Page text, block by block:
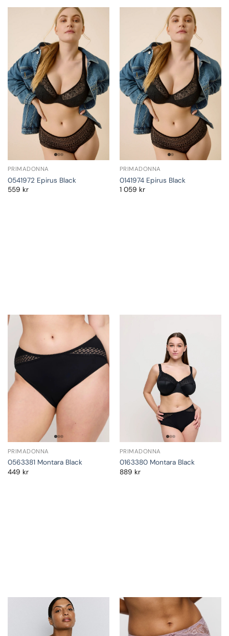
PRIMADONNA
0541972 Epirus Black
559 kr
PRIMADONNA
0141974 Epirus Black
1 059 kr
PRIMADONNA
0563381 Montara Black
449 kr
PRIMADONNA
0163380 Montara Black
889 kr